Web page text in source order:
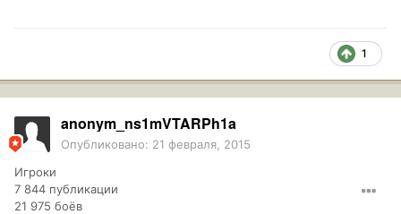
1
anonym_ns1mVTARPh1a
Опубликовано: 21 февраля, 2015
Игроки
7 844 публикации
21 975 боёв